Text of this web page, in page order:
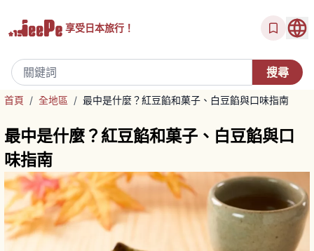
享受日本旅行！
首頁 / 全地區 / 最中是什麼？紅豆餡和菓子、白豆餡與口味指南
最中是什麼？紅豆餡和菓子、白豆餡與口
味指南